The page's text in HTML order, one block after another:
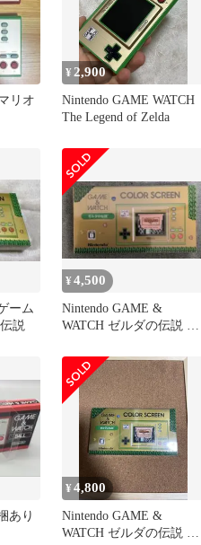
リオ
¥ 2,900
Nintendo GAME WATCH
The Legend of Zelda
ーム
説
¥4,500
Nintendo GAME &
WATCH ゼルダの伝説 本
あり
¥4,800
Nintendo GAME &
WATCH ゼルダの伝説 本